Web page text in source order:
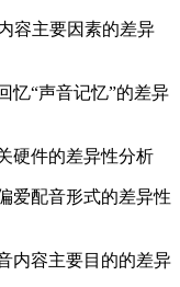
容主要因素的差异
忆“声音记忆”的差异
硬件的差异性分析
爱配音形式的差异性
内容主要目的的差异